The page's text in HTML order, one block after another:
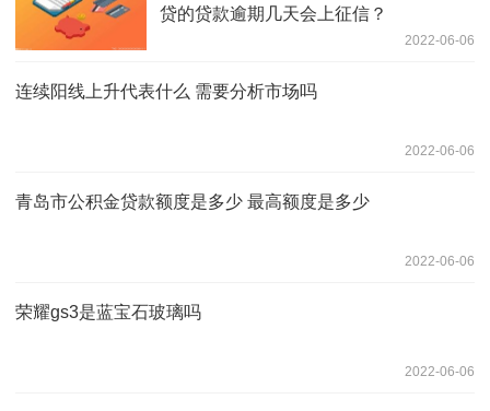
贷的贷款逾期几天会上征信？
2022-06-06
连续阳线上升代表什么 需要分析市场吗
2022-06-06
青岛市公积金贷款额度是多少 最高额度是多少
2022-06-06
荣耀gs3是蓝宝石玻璃吗
2022-06-06